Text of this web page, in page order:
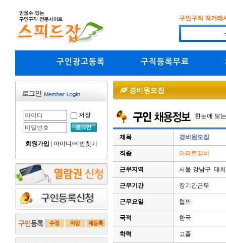
구인구직 직거래
구인광고등록 구직등록무료
저장
회원가입 아이디/비번찾기
경비원모집
한눈에 보
제목 경비원모집
직종 아파트경비
근무지역 서울 강남구 대
근무기간 장기간근무
근무요일 협의
국적 한국
학력 고졸